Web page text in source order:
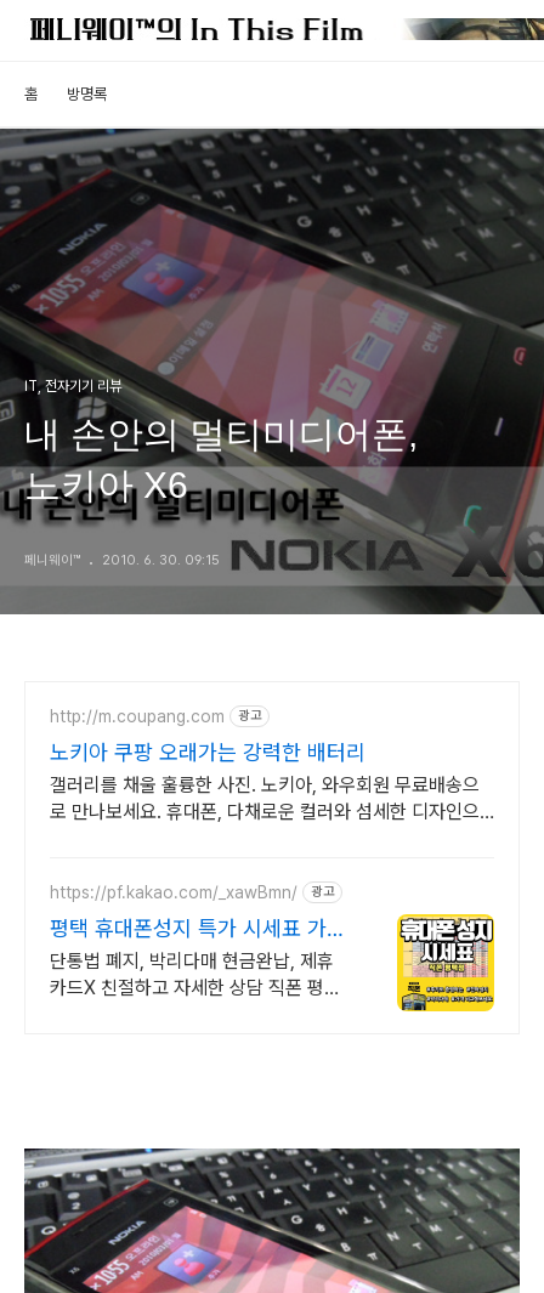
홈 방명록
IT, 전자기기 리뷰
내 손안의 멀티미디어폰,
노키아 X6
페니웨이™ 2010. 6. 30. 09:15
http://m.coupang.com 광고
노키아 쿠팡 오래가는 강력한 배터리
갤러리를 채울 훌륭한 사진. 노키아, 와우회원 무료배송으
로 만나보세요. 휴대폰, 다채로운 컬러와 섬세한 디자인으
https://pf.kakao.com/_xawBmn/ 광고
평택 휴대폰성지 특가 시세표 가격
비교 꼭 해보세요
단통법 폐지, 박리다매 현금완납, 제휴
카드X 친절하고 자세한 상담 직폰 평택